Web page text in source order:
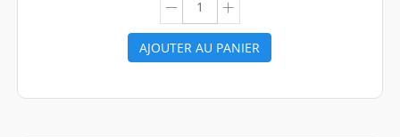
AJOUTER AU PANIER